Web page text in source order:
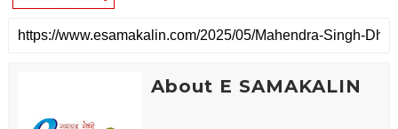
About E SAMAKALIN